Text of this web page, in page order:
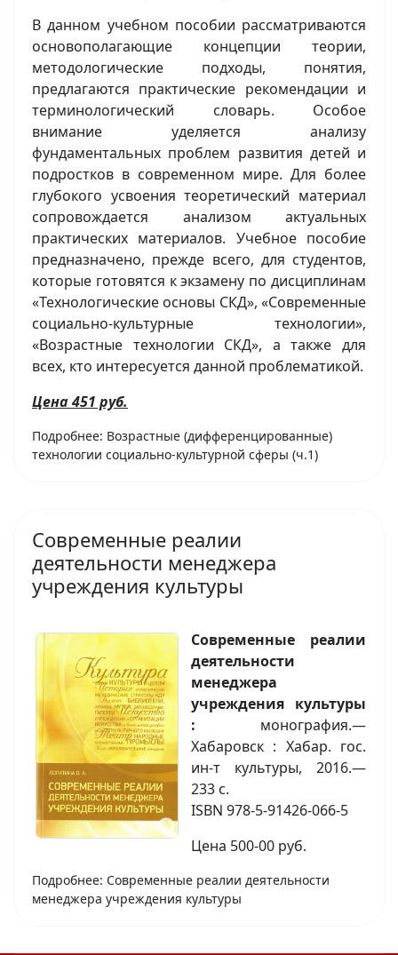
В данном учебном пособии рассматриваются
основополагающие концепции теории,
методологические подходы, понятия,
предлагаются практические рекомендации и
терминологический словарь. Особое
внимание уделяется анализу
фундаментальных проблем развития детей и
подростков в современном мире. Для более
глубокого усвоения теоретический материал
сопровождается анализом актуальных
практических материалов. Учебное пособие
предназначено, прежде всего, для студентов,
которые готовятся к экзамену по дисциплинам
«Технологические основы СКД», «Современные
социально-культурные технологии»,
«Возрастные технологии СКД», а также для
всех, кто интересуется данной проблематикой.
Цена 451 руб.
Подробнее: Возрастные (дифференцированные)
технологии социально-культурной сферы (ч.1)
Современные реалии
деятельности менеджера
учреждения культуры
Современные реалии
деятельности
менеджера
учреждения культуры
: монография.—
Хабаровск : Хабар. гос.
ин-т культуры, 2016.—
233 с.
ISBN 978-5-91426-066-5
Цена 500-00 руб.
Подробнее: Современные реалии деятельности
менеджера учреждения культуры